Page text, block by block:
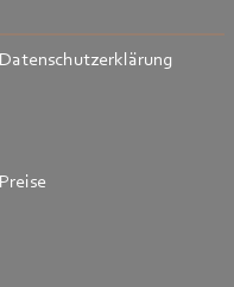
Datenschutzerklärung
Preise